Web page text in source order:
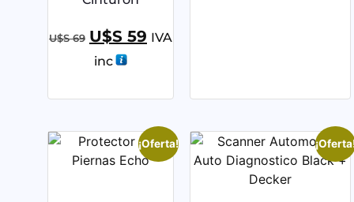
U$S69 U$S 59 IVA
inc
¡Oferta!